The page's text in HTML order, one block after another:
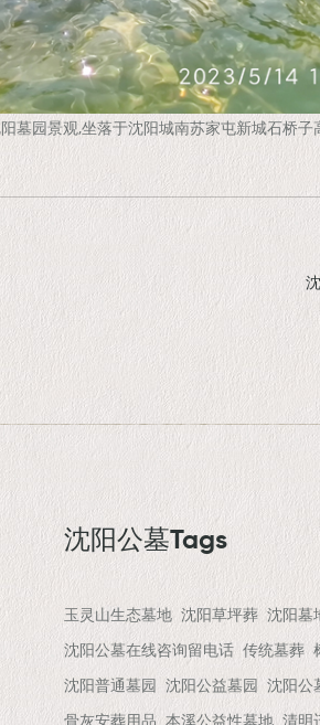
墓园景观,坐落于沈阳城南苏家屯新城石桥子
沈阳公墓Tags
玉灵山生态墓地 沈阳草坪葬 沈阳墓
沈阳公墓在线咨询留电话 传统墓葬
沈阳普通墓园 沈阳公益墓园 沈阳公
骨灰安葬用品 本溪公益性墓地 清明